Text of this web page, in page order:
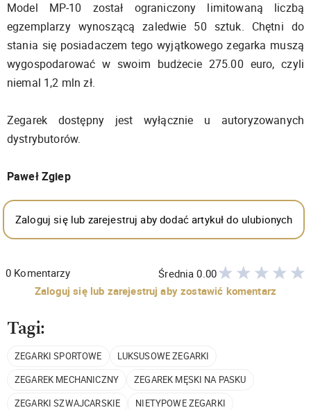
Model MP-10 został ograniczony limitowaną liczbą
egzemplarzy wynoszącą zaledwie 50 sztuk. Chętni do
stania się posiadaczem tego wyjątkowego zegarka muszą
wygospodarować w swoim budżecie 275.00 euro, czyli
niemal 1,2 mln zł.
Zegarek dostępny jest wyłącznie u autoryzowanych
dystrybutorów.
Paweł Zgiep
Zaloguj się lub zarejestruj aby dodać artykuł do ulubionych
0 Komentarzy Średnia0.00
Zaloguj się lub zarejestruj aby zostawić komentarz
Tagi:
ZEGARKI SPORTOWE
LUKSUSOWE ZEGARKI
ZEGAREK MECHANICZNY
ZEGAREK MĘSKI NA PASKU
ZEGARKI SZWAJCARSKIE
NIETYPOWE ZEGARKI